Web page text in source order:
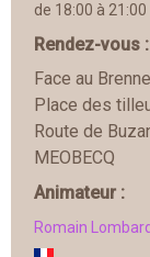
de 18:00 à 21:00
Rendez-vous :
Face au
Place des
Route de
MEOBECQ
Animateur :
Romain Lombard